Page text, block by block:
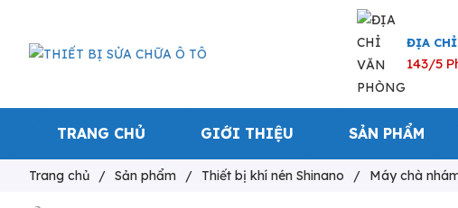
ĐỊA CHỈ
143/5
TRANG CHỦ GIỚI THIỆU SẢN PHẨM
Trang chủ / Sản phẩm / Thiết bị khí nén Shinano / Máy chà